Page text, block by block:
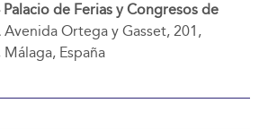
Palacio de Ferias y Congresos de
Avenida Ortega y Gasset, 201,
Málaga, España